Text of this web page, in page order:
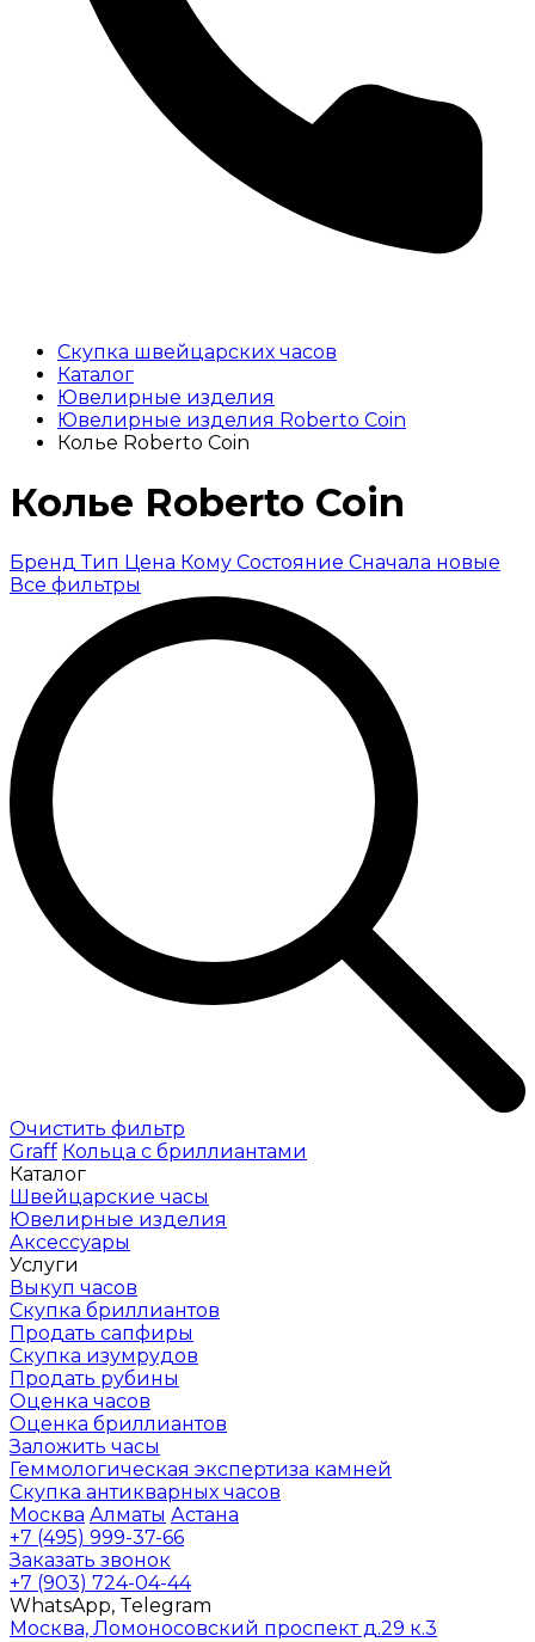
Скупка швейцарских часов
Каталог
Ювелирные изделия
Ювелирные изделия Roberto Coin
Колье Roberto Coin
Колье Roberto Coin
Бренд Тип Цена Кому Состояние Сначала новые
Все фильтры
Очистить фильтр
Graff Кольца с бриллиантами
Каталог
Швейцарские часы
Ювелирные изделия
Аксессуары
Услуги
Выкуп часов
Скупка бриллиантов
Продать сапфиры
Скупка изумрудов
Продать рубины
Оценка часов
Оценка бриллиантов
Заложить часы
Геммологическая экспертиза камней
Скупка антикварных часов
Москва Алматы Астана
+7 (495) 999-37-66
Заказать звонок
+7 (903) 724-04-44
WhatsApp, Telegram
Москва, Ломоносовский проспект д.29 к.3